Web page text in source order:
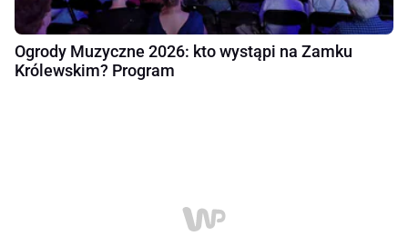
Ogrody Muzyczne 2026: kto wystąpi na Zamku
Królewskim? Program